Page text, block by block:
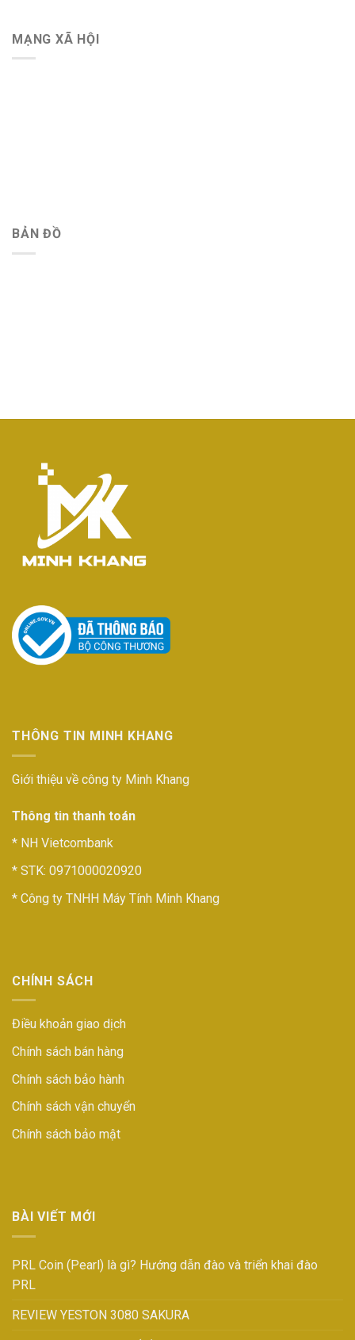
MẠNG XÃ HỘI
BẢN ĐỒ
THÔNG TIN MINH KHANG
Giới thiệu về công ty Minh Khang
Thông tin thanh toán
* NH Vietcombank
* STK: 0971000020920
* Công ty TNHH Máy Tính Minh Khang
CHÍNH SÁCH
Điều khoản giao dịch
Chính sách bán hàng
Chính sách bảo hành
Chính sách vận chuyển
Chính sách bảo mật
BÀI VIẾT MỚI
PRL Coin (Pearl) là gì? Hướng dẫn đào và triển khai đào
PRL
REVIEW YESTON 3080 SAKURA